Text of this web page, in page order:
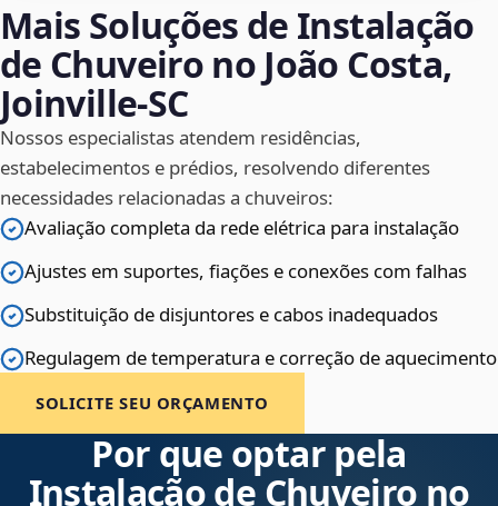
Mais Soluções de Instalação
de Chuveiro no João Costa,
Joinville‑SC
Nossos especialistas atendem residências,
estabelecimentos e prédios, resolvendo diferentes
necessidades relacionadas a chuveiros:
Avaliação completa da rede elétrica para instalação
Ajustes em suportes, fiações e conexões com falhas
Substituição de disjuntores e cabos inadequados
Regulagem de temperatura e correção de aquecimento
SOLICITE SEU ORÇAMENTO
Por que optar pela
Instalação de Chuveiro no